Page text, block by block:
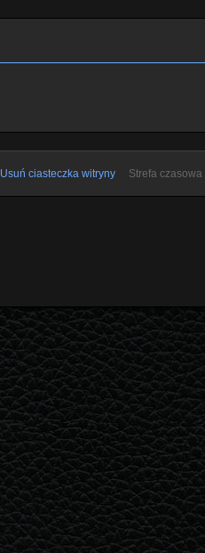
Strefa czasowa
Usuń ciasteczka witryny